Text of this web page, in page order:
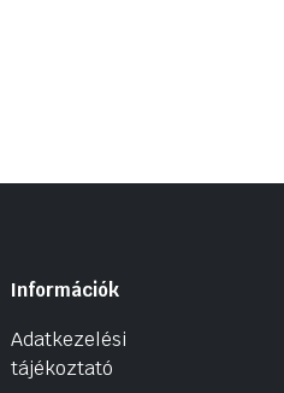
Információk
Adatkezelési
tájékoztató